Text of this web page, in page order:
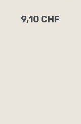
9,10 CHF